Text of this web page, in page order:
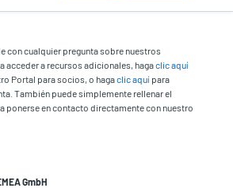
con cualquier pregunta sobre nuestros
acceder a recursos adicionales, hagaclic aquí
Portal para socios, o hagaclic aquí para
También puede simplemente rellenar el
ponerse en contacto directamente con nuestro
GmbH